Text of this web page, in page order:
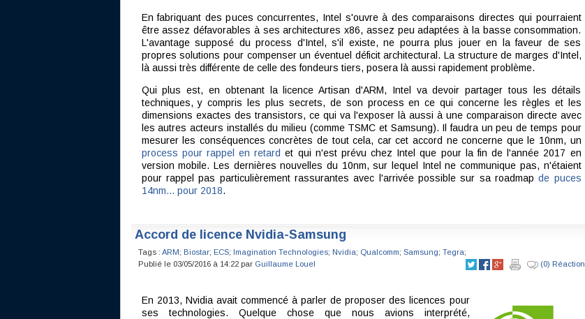
En fabriquant des puces concurrentes, Intel s'ouvre à des comparaisons directes qui pourraient
être assez défavorables à ses architectures x86, assez peu adaptées à la basse consommation.
L'avantage supposé du process d'Intel, s'il existe, ne pourra plus jouer en la faveur de ses
propres solutions pour compenser un éventuel déficit architectural. La structure de marges d'Intel,
là aussi très différente de celle des fondeurs tiers, posera là aussi rapidement problème.
Qui plus est, en obtenant la licence Artisan d'ARM, Intel va devoir partager tous les détails
techniques, y compris les plus secrets, de son process en ce qui concerne les règles et les
dimensions exactes des transistors, ce qui va l'exposer là aussi à une comparaison directe avec
les autres acteurs installés du milieu (comme TSMC et Samsung). Il faudra un peu de temps pour
mesurer les conséquences concrètes de tout cela, car cet accord ne concerne que le 10nm, un
process pour rappel en retard et qui n'est prévu chez Intel que pour la fin de l'année 2017 en
version mobile. Les dernières nouvelles du 10nm, sur lequel Intel ne communique pas, n'étaient
pour rappel pas particulièrement rassurantes avec l'arrivée possible sur sa roadmapde puces
14nm... pour 2018.
Accord de licence Nvidia-Samsung
Tags : ARM; Biostar; ECS; Imagination Technologies; Nvidia; Qualcomm; Samsung; Tegra;
Publié le 03/05/2016 à 14:22 par Guillaume Louel (0) Réaction
En 2013, Nvidia avait commencé à parler de proposer des licences pour
ses technologies. Quelque chose que nous avions interprété,